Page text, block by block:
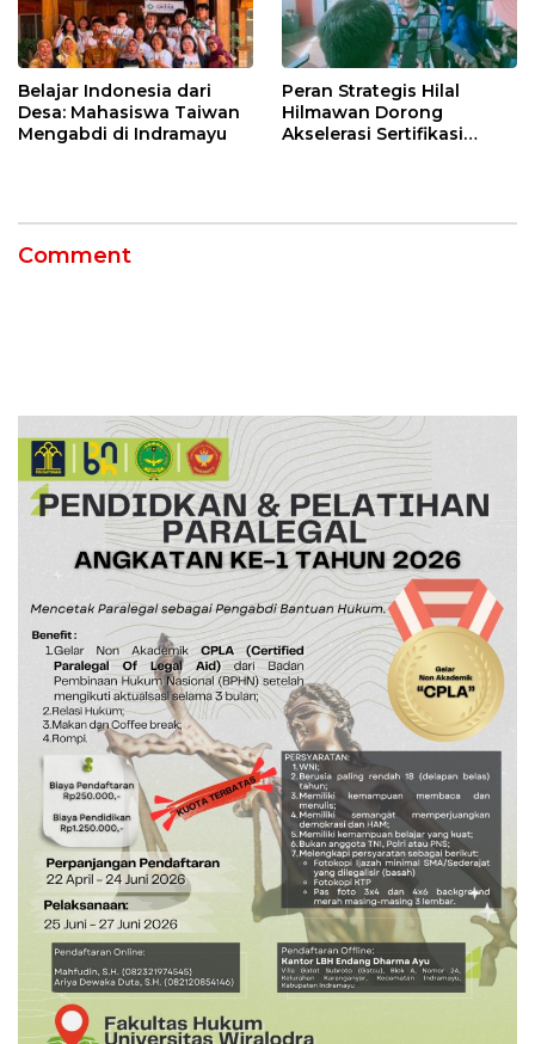
Belajar Indonesia dari
Desa: Mahasiswa Taiwan
Mengabdi di Indramayu
Peran Strategis Hilal
Hilmawan Dorong
Akselerasi Sertifikasi
Comment